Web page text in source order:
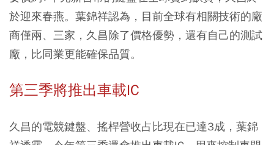
於迎來春燕。葉錦祥認為，目前全球有相關技術的廠
商僅兩、三家，久昌除了價格優勢，還有自己的測試
廠，比同業更能確保品質。
第三季將推出車載IC
久昌的電競鍵盤、搖桿營收占比現在已達3成，葉錦